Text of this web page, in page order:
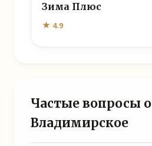
Зима Плюс
★ 4.9
Частые вопросы о
Владимирское